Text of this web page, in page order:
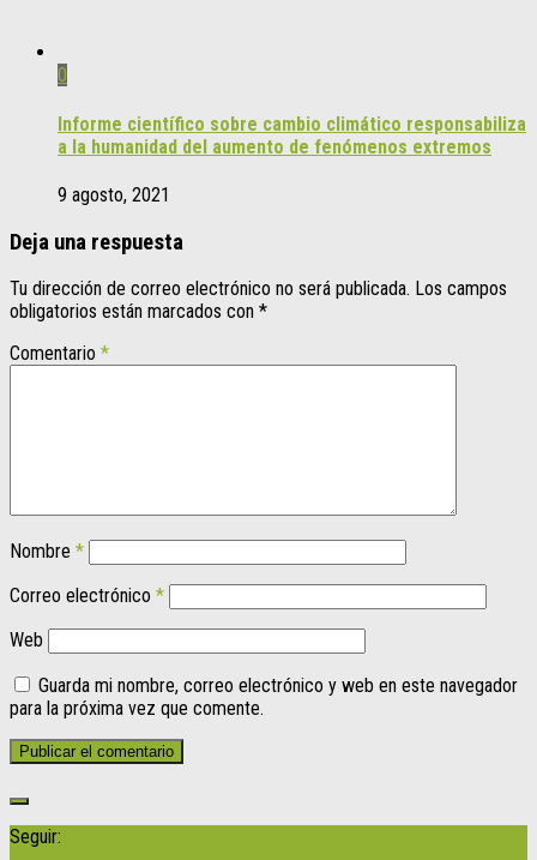
0
Informe científico sobre cambio climático responsabiliza
a la humanidad del aumento de fenómenos extremos
9 agosto, 2021
Deja una respuesta
Tu dirección de correo electrónico no será publicada. Los campos
obligatorios están marcados con *
Comentario *
Nombre *
Correo electrónico *
Web
Guarda mi nombre, correo electrónico y web en este navegador
para la próxima vez que comente.
Seguir: